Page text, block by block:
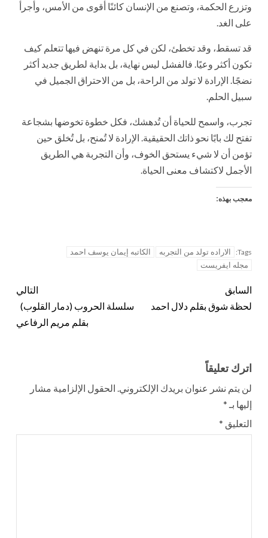
وتزرع الحكمة، وتصنع من الإنسان كائنًا أقوى من الأمس، وأجرأ
على الغد.
قد تسقط، وقد تخطئ، لكن في كل مرة تنهض فيها تتعلم كيف
تكون أكثر وعيًا. فالفشل ليس نهاية، بل بداية لطريق جديد أكثر
نضجًا. الإرادة لا تولد من الراحة، بل من الاحتراق الجميل في
سبيل الحلم.
تجرب، واسمح للحياة أن تُدهشك، فكل خطوة تخوضها بشجاعة
تفتح لك بابًا نحو ذاتك الحقيقية. الإرادة لا تُمنح، بل تُخلق حين
تؤمن أن لا شيء يستحق الخوف، وأن التجربة هي الطريق
الأجمل لاكتشاف معنى الحياة.
معجب بهذه:
Tags: الاراده تولد من التجربه
الكاتبه إيمان يوسف احمد
مجله ايفريست
السابق
لحظة شوق بقلم دلال احمد
التالي
سلسلة الحروب (دمار القلوب)
بقلم مريم الرفاعي
اترك تعليقاً
لن يتم نشر عنوان بريدك الإلكتروني. الحقول الإلزامية مشار
إليها بـ *
التعليق *